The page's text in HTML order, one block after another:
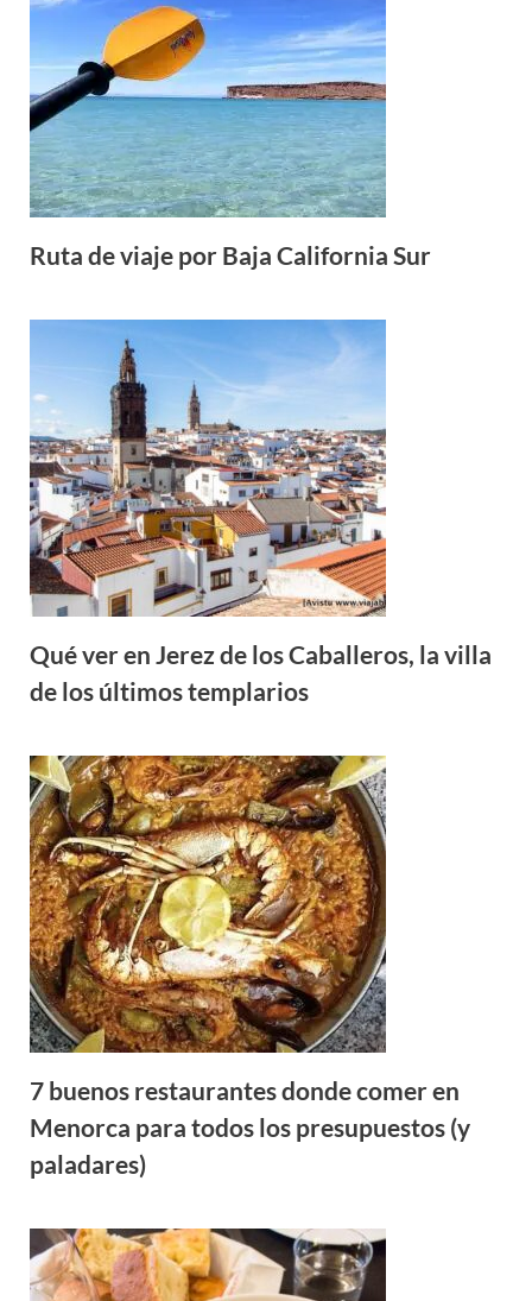
Ruta de viaje por Baja California Sur
Qué ver en Jerez de los Caballeros, la villa
de los últimos templarios
7 buenos restaurantes donde comer en
Menorca para todos los presupuestos (y
paladares)